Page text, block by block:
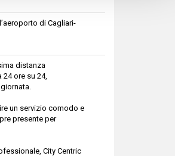
di Cagliari-
distanza
ore su 24,
un servizio comodo e
presente per
City Centric